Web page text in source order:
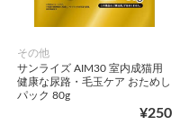
その他
サンライズ AIM30 室内成猫用
健康な尿路・毛玉ケア おためし
パック 80g
¥250